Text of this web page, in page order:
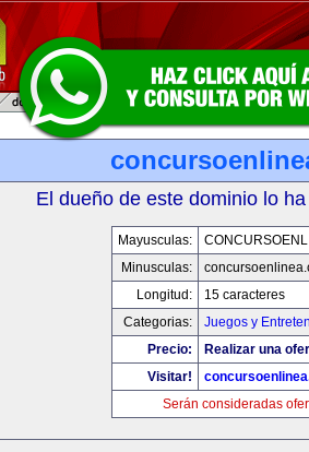
El dueño de este dominio lo
Mayusculas:
Minusculas:
Longitud:
15 caracteres
Categorias:
Juegos y
Precio:
Realizar una
Visitar!
Serán consideradas